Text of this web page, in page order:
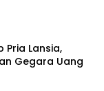
Pria Lansia,
Gegara Uang